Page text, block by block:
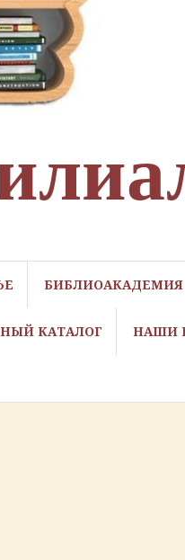
БИБЛИОАКАДЕМИЯ
КАТАЛОГ НАШИ